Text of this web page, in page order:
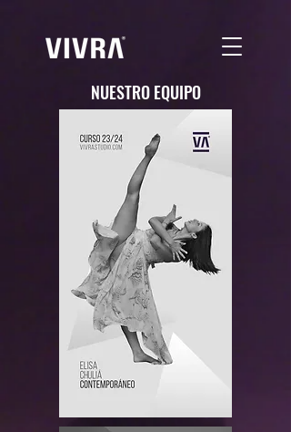
NUESTRO EQUIPO